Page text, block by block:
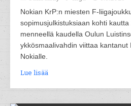
Nokian KrP:n miesten F-
sopimusjulkistuksiaan kohti
menneellä kaudella Oulun
ykkösmaalivahdin viittaa kantanut
Nokialle.
Lue lisää